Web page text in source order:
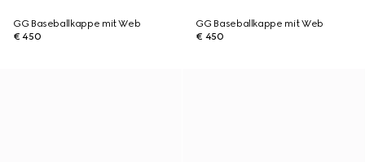
GG Baseballkappe mit Web
€ 450
GG Baseballkappe mit Web
€ 450